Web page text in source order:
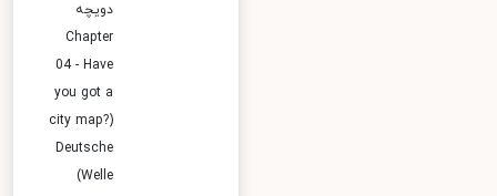
دویچه
Chapter
04 - Have
you got a
city map?)
Deutsche
Welle)